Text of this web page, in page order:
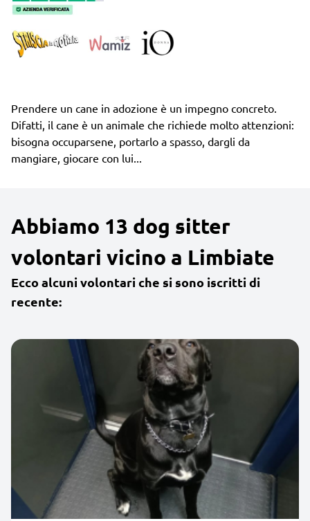
Prendere un cane in adozione è un impegno concreto.
Difatti, il cane è un animale che richiede molto attenzioni:
bisogna occuparsene, portarlo a spasso, dargli da
mangiare, giocare con lui...
Abbiamo 13 dog sitter
volontari vicino a Limbiate
Ecco alcuni volontari che si sono iscritti di
recente: